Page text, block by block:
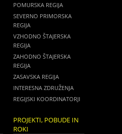
POMURSKA REGIJA
SEVERNO PRIMORSKA
REGIJA
VZHODNO ŠTAJERSKA
REGIJA
ZAHODNO ŠTAJERSKA
REGIJA
ZASAVSKA REGIJA
INTERESNA ZDRUŽENJA
REGIJSKI KOORDINATORJI
PROJEKTI, POBUDE IN
ROKI